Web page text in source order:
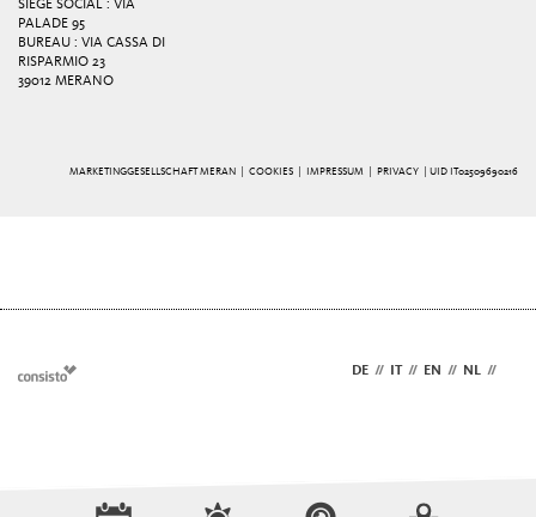
SIÈGE SOCIAL : VIA
PALADE 95
BUREAU : VIA CASSA DI
RISPARMIO 23
39012 MERANO
MARKETINGGESELLSCHAFT MERAN | COOKIES| IMPRESSUM| PRIVACY | UID IT02509690216
DE // IT // EN // NL //